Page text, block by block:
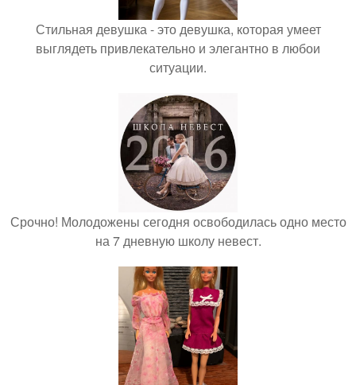
Стильная девушка - это девушка, которая умеет
выглядеть привлекательно и элегантно в любои
ситуации.
Срочно! Молодожены сегодня освободилась одно место
на 7 дневную школу невест.